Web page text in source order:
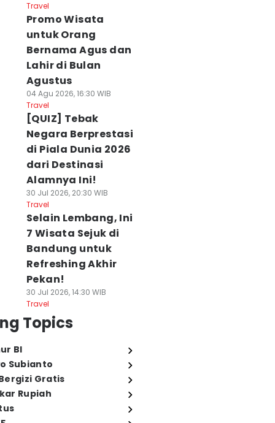
Travel
Promo Wisata
untuk Orang
Bernama Agus dan
Lahir di Bulan
Agustus
04 Agu 2026, 16:30 WIB
Travel
[QUIZ] Tebak
Negara Berprestasi
di Piala Dunia 2026
dari Destinasi
Alamnya Ini!
30 Jul 2026, 20:30 WIB
Travel
Selain Lembang, Ini
7 Wisata Sejuk di
Bandung untuk
Refreshing Akhir
Pekan!
30 Jul 2026, 14:30 WIB
Travel
Topics
BI
Subianto
Gratis
Rupiah